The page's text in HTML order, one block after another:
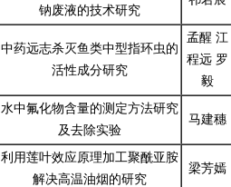
钠废液的技术研究
中药远志杀灭鱼类中型指环虫的
活性成分研究
孟醒 江
程远 罗
毅
水中氟化物含量的测定方法研究
及去除实验
马建穗
利用莲叶效应原理加工聚酰亚胺
解决高温油烟的研究
梁芳嫣